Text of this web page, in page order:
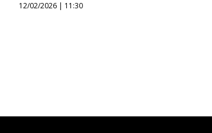
12/02/2026 | 11:30